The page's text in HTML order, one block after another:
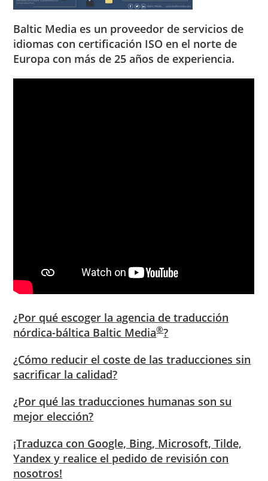
Baltic Media es un proveedor de servicios de
idiomas con certificación ISO en el norte de
Europa con más de 25 años de experiencia.
¿Por qué escoger la agencia de traducción
nórdica-báltica Baltic Media®?
¿Cómo reducir el coste de las traducciones sin
sacrificar la calidad?
¿Por qué las traducciones humanas son su
mejor elección?
¡Traduzca con Google, Bing, Microsoft, Tilde,
Yandex y realice el pedido de revisión con
nosotros!